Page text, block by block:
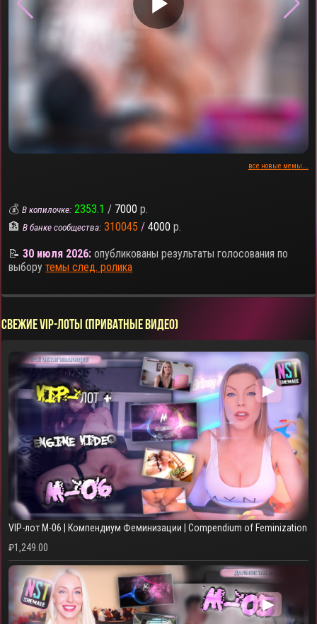
все новые мемы...
💰В копилочке: 2353.1 / 7000 р.
🏦В банке сообщества: 310045 / 4000 р.
📝30 июля 2026: опубликованы результаты голосования по
выборутемы след. ролика
СВЕЖИЕ VIP-ЛОТЫ (ПРИВАТНЫЕ ВИДЕО)
▶
VIP-лот M-06 | Компендиум Феминизации | Compendium of Feminization
₽1,249.00
▶